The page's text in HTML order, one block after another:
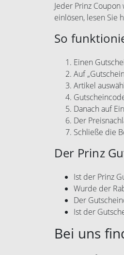
Jeder Prinz
einlösen, lesen Sie
So
Einen
Auf
Artikel
Danach auf
Der
Schließe die
Der Prinz
Ist der Prinz
Wurde der
Der
Ist der
Bei uns